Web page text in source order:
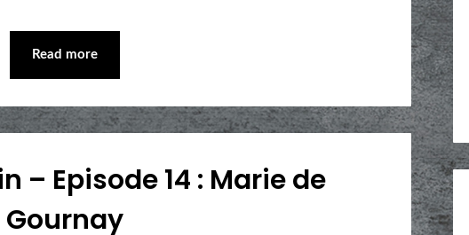
Read more
– Episode 14 : Marie de
Gournay